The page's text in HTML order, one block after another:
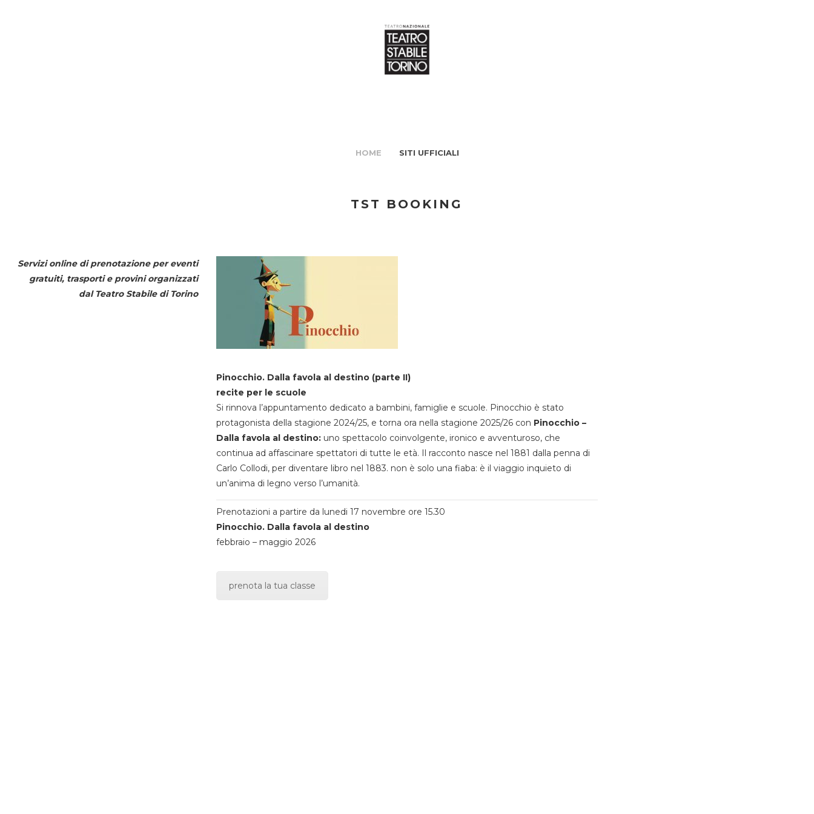
HOME SITI UFFICIALI
TST BOOKING
Servizi online di prenotazione per eventi
gratuiti, trasporti e provini organizzati
dal Teatro Stabile di Torino
Pinocchio. Dalla favola al destino (parte II)
recite per le scuole
Si rinnova l’appuntamento dedicato a bambini, famiglie e scuole. Pinocchio è stato
protagonista della stagione 2024/25, e torna ora nella stagione 2025/26 con Pinocchio –
Dalla favola al destino:uno spettacolo coinvolgente, ironico e avventuroso, che
continua ad affascinare spettatori di tutte le età. Il racconto nasce nel 1881 dalla penna di
Carlo Collodi, per diventare libro nel 1883. non è solo una fiaba: è il viaggio inquieto di
un’anima di legno verso l’umanità.
Prenotazioni a partire da lunedi 17 novembre ore 15.30
Pinocchio. Dalla favola al destino
febbraio – maggio 2026
prenota la tua classe